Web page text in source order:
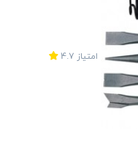
امتیاز 4.7